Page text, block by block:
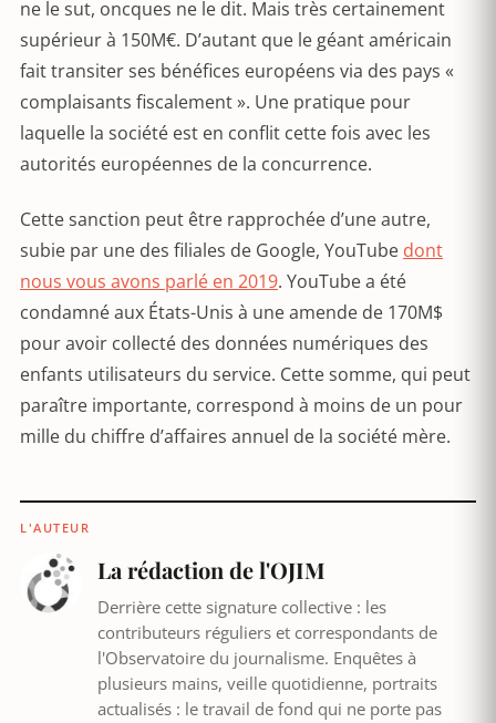
ne le sut, oncques ne le dit. Mais très certainement
supérieur à 150M€. D’autant que le géant américain
fait transiter ses bénéfices européens via des pays «
complaisants fiscalement ». Une pratique pour
laquelle la société est en conflit cette fois avec les
autorités européennes de la concurrence.
Cette sanction peut être rapprochée d’une autre,
subie par une des filiales de Google, YouTube dont
nous vous avons parlé en 2019. YouTube a été
condamné aux États-Unis à une amende de 170M$
pour avoir collecté des données numériques des
enfants utilisateurs du service. Cette somme, qui peut
paraître importante, correspond à moins de un pour
mille du chiffre d’affaires annuel de la société mère.
L'AUTEUR
La rédaction de l'OJIM
Derrière cette signature collective : les
contributeurs réguliers et correspondants de
l'Observatoire du journalisme. Enquêtes à
plusieurs mains, veille quotidienne, portraits
actualisés : le travail de fond qui ne porte pas